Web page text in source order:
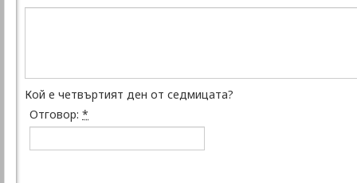
Кой е четвъртият ден от седмицата?
Отговор: *